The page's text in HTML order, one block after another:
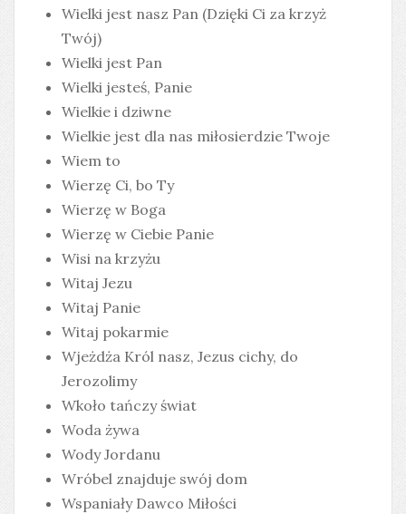
Wielki jest nasz Pan (Dzięki Ci za krzyż
Twój)
Wielki jest Pan
Wielki jesteś, Panie
Wielkie i dziwne
Wielkie jest dla nas miłosierdzie Twoje
Wiem to
Wierzę Ci, bo Ty
Wierzę w Boga
Wierzę w Ciebie Panie
Wisi na krzyżu
Witaj Jezu
Witaj Panie
Witaj pokarmie
Wjeżdża Król nasz, Jezus cichy, do
Jerozolimy
Wkoło tańczy świat
Woda żywa
Wody Jordanu
Wróbel znajduje swój dom
Wspaniały Dawco Miłości